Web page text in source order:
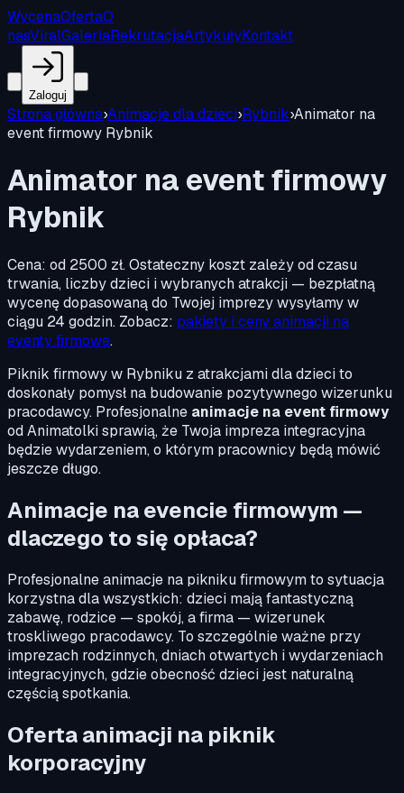
WycenaOfertaO
nasViralGaleriaRekrutacjaArtykułyKontakt
Zaloguj
Strona główna›Animacje dla dzieci›Rybnik›Animator na
event firmowy Rybnik
Animator na event firmowy
Rybnik
Cena: od 2500 zł.Ostateczny koszt zależy od czasu
trwania, liczby dzieci i wybranych atrakcji — bezpłatną
wycenę dopasowaną do Twojej imprezy wysyłamy w
ciągu 24 godzin. Zobacz: pakiety i ceny animacji na
eventy firmowe.
Piknik firmowy w Rybniku z atrakcjami dla dzieci to
doskonały pomysł na budowanie pozytywnego wizerunku
pracodawcy. Profesjonalne animacje na event firmowy
od Animatolki sprawią, że Twoja impreza integracyjna
będzie wydarzeniem, o którym pracownicy będą mówić
jeszcze długo.
Animacje na evencie firmowym —
dlaczego to się opłaca?
Profesjonalne animacje na pikniku firmowym to sytuacja
korzystna dla wszystkich: dzieci mają fantastyczną
zabawę, rodzice — spokój, a firma — wizerunek
troskliwego pracodawcy. To szczególnie ważne przy
imprezach rodzinnych, dniach otwartych i wydarzeniach
integracyjnych, gdzie obecność dzieci jest naturalną
częścią spotkania.
Oferta animacji na piknik
korporacyjny